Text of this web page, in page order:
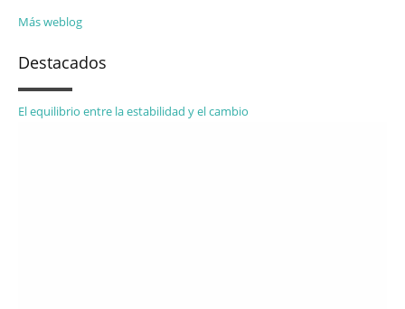
Más weblog
Destacados
El equilibrio entre la estabilidad y el cambio